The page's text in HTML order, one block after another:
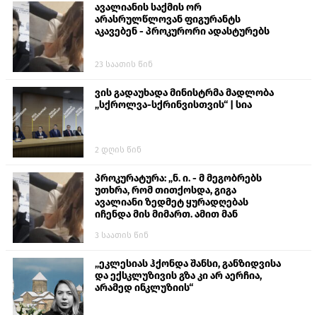
ავალიანის საქმის ორ
არასრულწლოვან ფიგურანტს
აკავებენ - პროკურორი ადასტურებს
23 საათის წინ
ვის გადაუხადა მინისტრმა მადლობა
„სქროლვა-სქრინვისთვის“ | სია
2 დღის წინ
პროკურატურა: „ნ. ი. - მ მეგობრებს
უთხრა, რომ თითქოსდა, გიგა
ავალიანი ზედმეტ ყურადღებას
იჩენდა მის მიმართ. ამით მან
თავს დასხმოდა გიგა ავალიანს“
3 საათის წინ
„ეკლესიას ჰქონდა შანსი, განზიდვისა
და ექსკლუზივის გზა კი არ აერჩია,
არამედ ინკლუზიის“